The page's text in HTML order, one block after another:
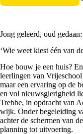
Jong geleerd, oud
‘Wie weet kiest één van
Hoe bouw je een huis?
leerlingen van
maar een ervaring op de
en vol nieuwsgierigheid
Trebbe, in opdracht van
wijk. Onder begeleiding
achter de schermen van
planning tot uitvoering.